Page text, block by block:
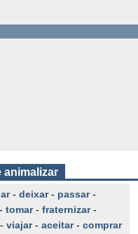
animalizar
- deixar- passar-
tomar- fraternizar-
viajar- aceitar- comprar